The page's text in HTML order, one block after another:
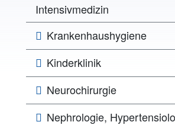
Intensivmedizin
Krankenhaushygiene
Kinderklinik
Neurochirurgie
Nephrologie,